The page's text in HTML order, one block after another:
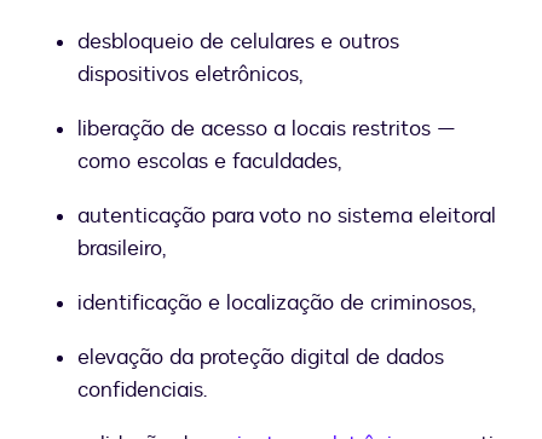
desbloqueio de celulares e outros
dispositivos eletrônicos,
liberação de acesso a locais restritos —
como escolas e faculdades,
autenticação para voto no sistema eleitoral
brasileiro,
identificação e localização de criminosos,
elevação da proteção digital de dados
confidenciais.